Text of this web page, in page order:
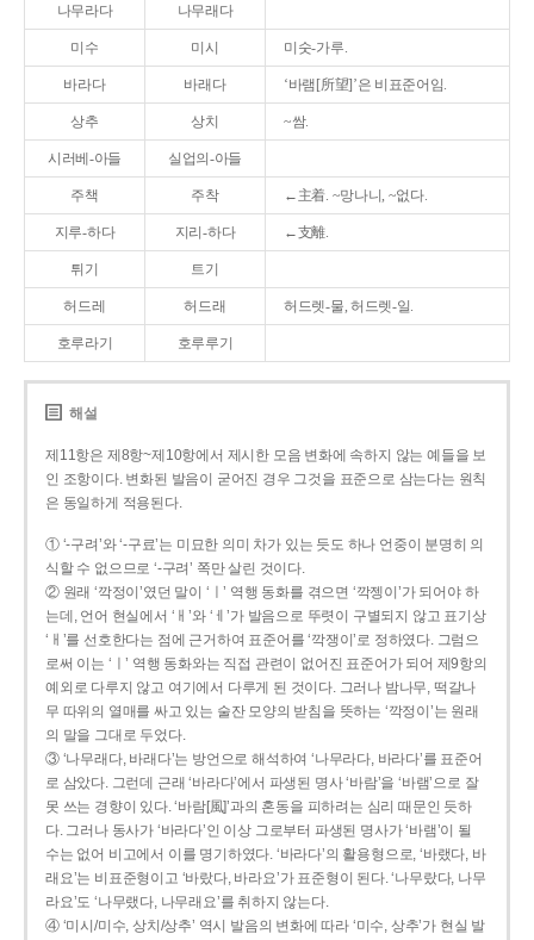
나무라다 나무래다
미수 미시 미숫-가루.
바라다 바래다 ‘바램[所望]’은 비표준어임.
상추 상치 ~쌈.
시러베-아들 실업의-아들
주책 주착 ←主着. ~망나니, ~없다.
지루-하다 지리-하다 ←支離.
튀기 트기
허드레 허드래 허드렛-물, 허드렛-일.
호루라기 호루루기
해설
제11항은 제8항~제10항에서 제시한 모음 변화에 속하지 않는 예들을 보
인 조항이다. 변화된 발음이 굳어진 경우 그것을 표준으로 삼는다는 원칙
은 동일하게 적용된다.
① ‘-구려’와 ‘-구료’는 미묘한 의미 차가 있는 듯도 하나 언중이 분명히 의
식할 수 없으므로 ‘-구려’ 쪽만 살린 것이다.
② 원래 ‘깍정이’였던 말이 ‘ㅣ’ 역행 동화를 겪으면 ‘깍젱이’가 되어야 하
는데, 언어 현실에서 ‘ㅐ’와 ‘ㅔ’가 발음으로 뚜렷이 구별되지 않고 표기상
‘ㅐ’를 선호한다는 점에 근거하여 표준어를 ‘깍쟁이’로 정하였다. 그럼으
로써 이는 ‘ㅣ’ 역행 동화와는 직접 관련이 없어진 표준어가 되어 제9항의
예외로 다루지 않고 여기에서 다루게 된 것이다. 그러나 밤나무, 떡갈나
무 따위의 열매를 싸고 있는 술잔 모양의 받침을 뜻하는 ‘깍정이’는 원래
의 말을 그대로 두었다.
③ ‘나무래다, 바래다’는 방언으로 해석하여 ‘나무라다, 바라다’를 표준어
로 삼았다. 그런데 근래 ‘바라다’에서 파생된 명사 ‘바람’을 ‘바램’으로 잘
못 쓰는 경향이 있다. ‘바람[風]’과의 혼동을 피하려는 심리 때문인 듯하
다. 그러나 동사가 ‘바라다’인 이상 그로부터 파생된 명사가 ‘바램’이 될
수는 없어 비고에서 이를 명기하였다. ‘바라다’의 활용형으로, ‘바랬다, 바
래요’는 비표준형이고 ‘바랐다, 바라요’가 표준형이 된다. ‘나무랐다, 나무
라요’도 ‘나무랬다, 나무래요’를 취하지 않는다.
④ ‘미시/미수, 상치/상추’ 역시 발음의 변화에 따라 ‘미수, 상추’가 현실 발